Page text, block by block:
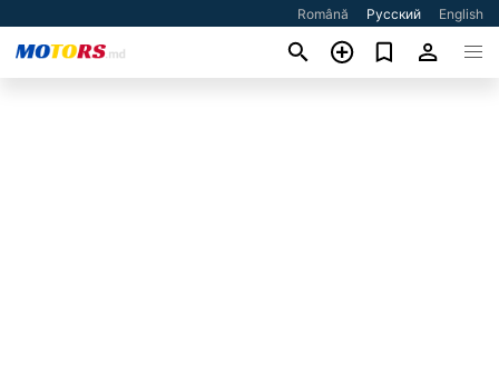
Română Русский English